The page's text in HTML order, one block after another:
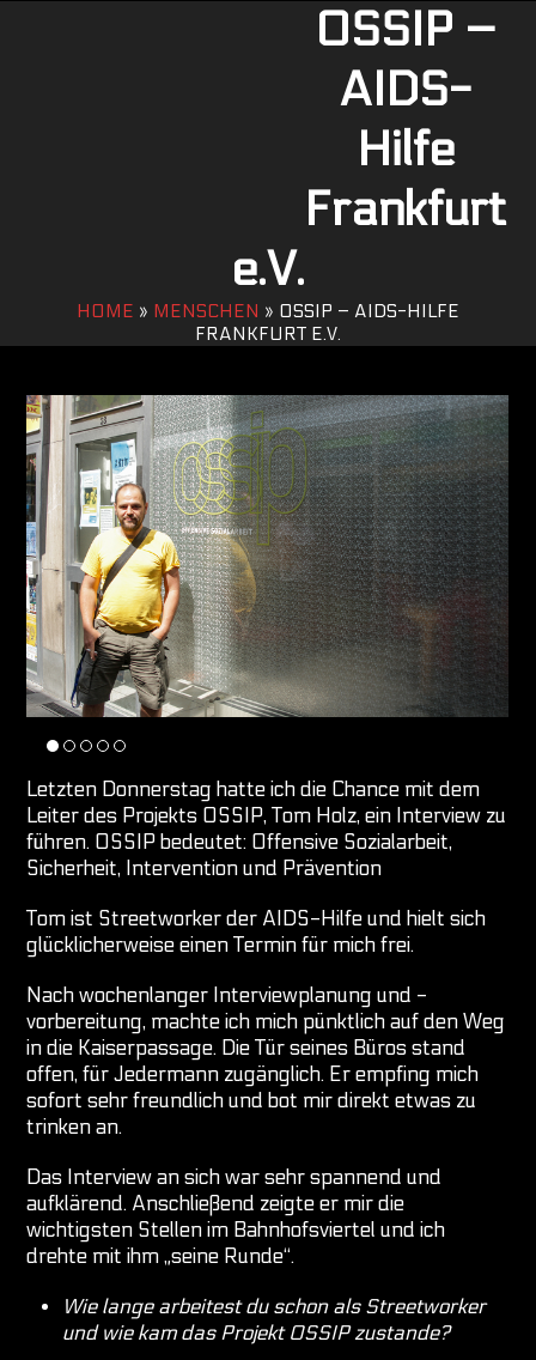
OSSIP –
AIDS-
Hilfe
Frankfurt
e.V.
HOME » MENSCHEN » OSSIP – AIDS-HILFE
FRANKFURT E.V.
Letzten Donnerstag hatte ich die Chance mit dem
Leiter des Projekts OSSIP, Tom Holz, ein Interview zu
führen. OSSIP bedeutet: Offensive Sozialarbeit,
Sicherheit, Intervention und Prävention
Tom ist Streetworker der AIDS-Hilfe und hielt sich
glücklicherweise einen Termin für mich frei.
Nach wochenlanger Interviewplanung und -
vorbereitung, machte ich mich pünktlich auf den Weg
in die Kaiserpassage. Die Tür seines Büros stand
offen, für Jedermann zugänglich. Er empfing mich
sofort sehr freundlich und bot mir direkt etwas zu
trinken an.
Das Interview an sich war sehr spannend und
aufklärend. Anschließend zeigte er mir die
wichtigsten Stellen im Bahnhofsviertel und ich
drehte mit ihm „seine Runde“.
Wie lange arbeitest du schon als Streetworker
und wie kam das Projekt OSSIP zustande?